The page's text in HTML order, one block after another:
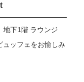
地下1階 ラウンジ
ュッフェをお愉しみ